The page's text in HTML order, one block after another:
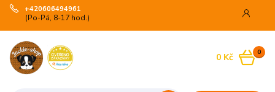
+420606494961
(Po-Pá, 8-17 hod.)
0
0 Kč